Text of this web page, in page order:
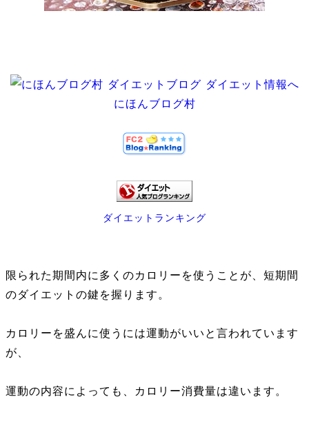
にほんブログ村
ダイエットランキング
限られた期間内に多くのカロリーを使うことが、短期間
のダイエットの鍵を握ります。
カロリーを盛んに使うには運動がいいと言われています
が、
運動の内容によっても、カロリー消費量は違います。